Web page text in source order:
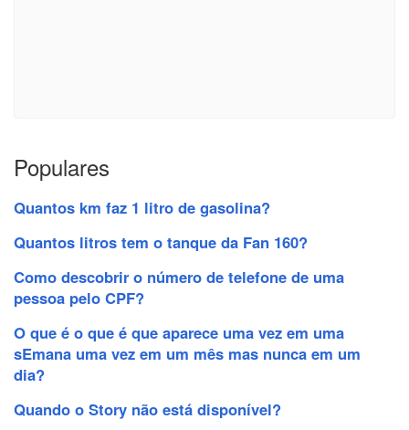
Populares
Quantos km faz 1 litro de gasolina?
Quantos litros tem o tanque da Fan 160?
Como descobrir o número de telefone de uma
pessoa pelo CPF?
O que é o que é que aparece uma vez em uma
sEmana uma vez em um mês mas nunca em um
dia?
Quando o Story não está disponível?